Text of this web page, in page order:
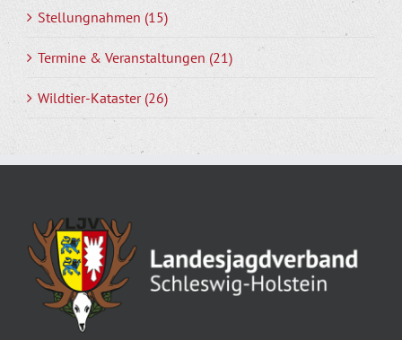
Stellungnahmen (15)
Termine & Veranstaltungen (21)
Wildtier-Kataster (26)